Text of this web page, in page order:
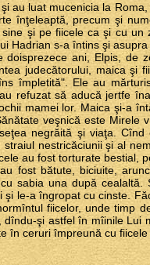
au luat mucenicia la
înţeleaptă, precum şi
şi pe fiicele ca şi cu un
Hadrian s-a întins şi
doisprezece ani, Elpis, de
judecătorului, maica şi
împletită". Ele au
refuzat să aducă jertfe
mamei lor. Maica şi-a
veşnică este Mirele
negrăită şi viaţa.
straiul nestricăciunii şi al
au fost torturate bestial,
fost bătute, biciuite,
sabia una după
şi le-a îngropat cu cinste.
fiicelor, unde timp
dîndu-şi astfel în mîinile Lui
în ceruri împreună cu fiicele